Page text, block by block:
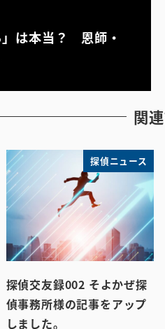
」は本当？ 恩師・
関
探偵ニュース
探偵交友録002 そよかぜ探
偵事務所様の記事をアップ
しました。